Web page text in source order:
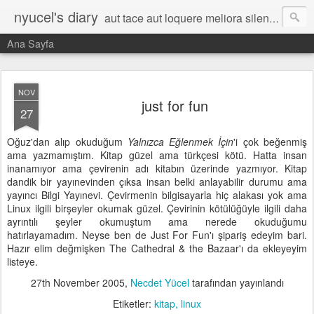
nyucel's diary aut tace aut loquere meliora silentio
Ana Sayfa
NOV
27 just for fun
Oğuz'dan alıp okuduğum Yalnızca Eğlenmek İçin'i çok beğenmiş
ama yazmamıştım. Kitap güzel ama türkçesi kötü. Hatta insan
inanamıyor ama çevirenin adı kitabın üzerinde yazmıyor. Kitap
dandik bir yayınevinden çıksa insan belki anlayabilir durumu ama
yayıncı Bilgi Yayınevi. Çevirmenin bilgisayarla hiç alakası yok ama
Linux ilgili birşeyler okumak güzel. Çevirinin kötülüğüyle ilgili daha
ayrıntılı şeyler okumuştum ama nerede okuduğumu
hatırlayamadım. Neyse ben de Just For Fun'ı şipariş edeyim bari.
Hazır elim değmişken The Cathedral & the Bazaar'ı da ekleyeyim
listeye.
27th November 2005, Necdet Yüceltarafından yayınlandı
Etiketler: kitap linux